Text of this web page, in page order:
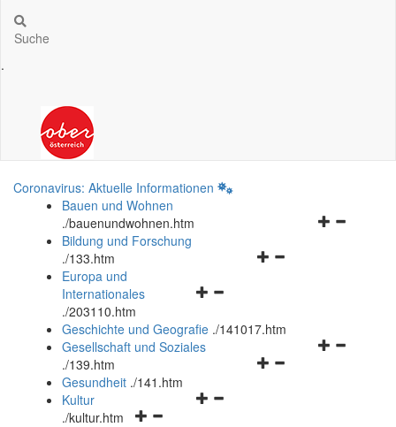
Suche
.
Coronavirus: Aktuelle Informationen
Bauen und Wohnen
./bauenundwohnen.htm
Navigationsmenü
Bildung und Forschung
./133.htm
Navigationsmenü
und
schließen
Europa und
Internationales
./203110.htm
Geschichte und Geografie ./141017.htm
Navigationsmenü
Gesellschaft und Soziales
./139.htm
Navigationsmenü
Gesundheit ./141.htm
Navigationsmenü
Kultur
./kultur.htm